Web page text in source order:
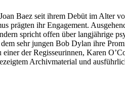
Baez seit ihrem Debüt im Alter
prägten ihr Engagement.
spricht offen über langjährige
sehr jungen Bob Dylan ihre
der Regisseurinnen, Karen
Archivmaterial und